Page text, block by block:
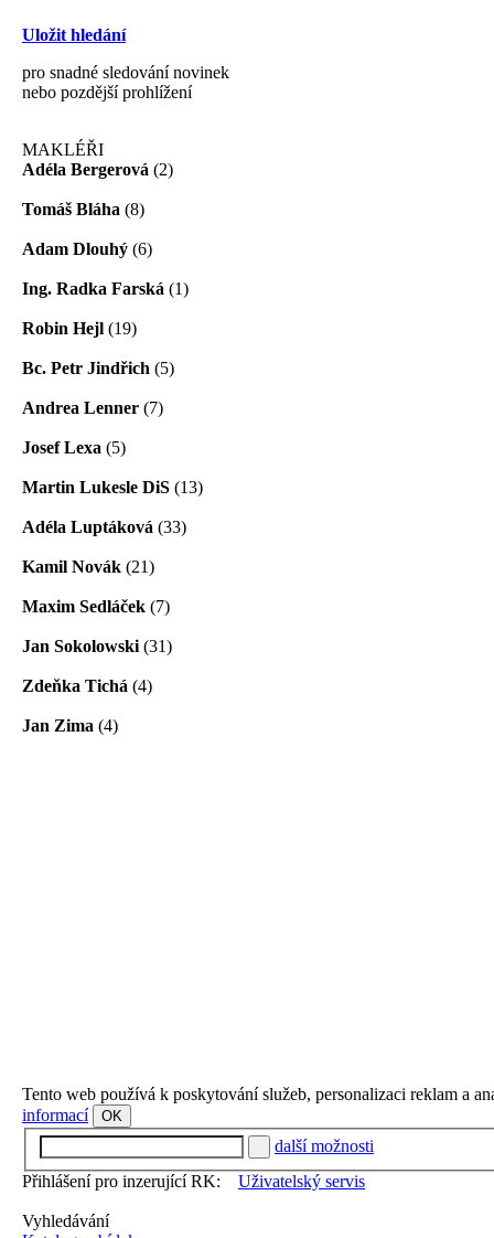
Uložit hledání
pro snadné sledování novinek
nebo pozdější prohlížení
MAKLÉŘI
Adéla Bergerová (2)
Tomáš Bláha (8)
Adam Dlouhý (6)
Ing. Radka Farská (1)
Robin Hejl (19)
Bc. Petr Jindřich (5)
Andrea Lenner (7)
Josef Lexa (5)
Martin Lukesle DiS (13)
Adéla Luptáková (33)
Kamil Novák (21)
Maxim Sedláček (7)
Jan Sokolowski (31)
Zdeňka Tichá (4)
Jan Zima (4)
Tento web používá k poskytování služeb, personalizaci reklam a
informací
OK
další možnosti
Přihlášení pro inzerující RK:
Uživatelský servis
Vyhledávání